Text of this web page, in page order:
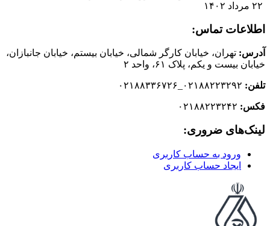
اطلاعات تماس:
آدرس: تهران، خیابان کارگر شمالی، خیابان بیستم، خیابان جانبازان،
خیابان بیست و یکم، پلاک ۶۱، واحد ۲
تلفن:
فکس:
لینک‌های ضروری:
ورود به حساب کاربری
ایجاد حساب کاربری